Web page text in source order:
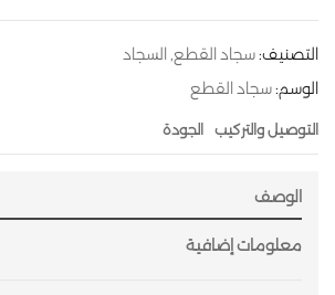
التصنيف:سجاد القطع السجاد
الوسم:سجاد القطع
التوصيل والتركيب الجودة
الوصف
معلومات إضافية